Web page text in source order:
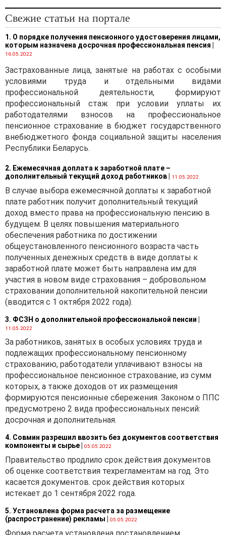
Свежие статьи на портале
1. О порядке получения пенсионного удостоверения лицами,
которым назначена досрочная профессиональная пенсия |
16.05.2022
Застрахованные лица, занятые на работах с особыми
условиями труда и отдельными видами
профессиональной деятельности, формируют
профессиональный стаж при условии уплаты их
работодателями взносов на профессиональное
пенсионное страхование в бюджет государственного
внебюджетного фонда социальной защиты населения
Республики Беларусь.
2. Ежемесячная доплата к заработной плате –
дополнительный текущий доход работников| 11.05.2022
В случае выбора ежемесячной доплаты к заработной
плате работник получит дополнительный текущий
доход вместо права на профессиональную пенсию в
будущем. В целях повышения материального
обеспечения работника по достижении
общеустановленного пенсионного возраста часть
полученных денежных средств в виде доплаты к
заработной плате может быть направлена им для
участия в новом виде страхования – добровольном
страховании дополнительной накопительной пенсии
(вводится с 1 октября 2022 года).
3. ФСЗН о дополнительной профессиональной пенсии |
11.05.2022
За работников, занятых в особых условиях труда и
подлежащих профессиональному пенсионному
страхованию, работодатели уплачивают взносы на
профессиональное пенсионное страхование, из сумм
которых, а также доходов от их размещения
формируются пенсионные сбережения. Законом о ППС
предусмотрено 2 вида профессиональных пенсий:
досрочная и дополнительная.
4. Совмин разрешил ввозить без документов соответствия
компоненты и сырье| 05.05.2022
Правительство продлило срок действия документов
об оценке соответствия техрегламентам на год. Это
касается документов. срок действия которых
истекает до 1 сентября 2022 года.
5. Установлена форма расчета за размещение
(распространение) рекламы | 05.05.2022
Форма расчета установлена постановлением